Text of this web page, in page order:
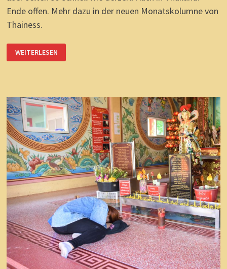
Ende offen. Mehr dazu in der neuen Monatskolumne von
Thainess.
BAHN-
WERBUNG:
SAARLAND
WEITERLESEN